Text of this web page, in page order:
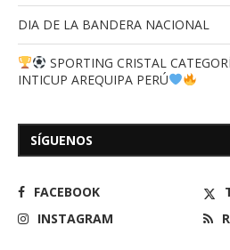
DIA DE LA BANDERA NACIONAL
SPORTING CRISTAL
INTICUP AREQUIPA PERÚ
SÍGUENOS
FACEBOOK
INSTAGRAM